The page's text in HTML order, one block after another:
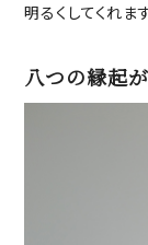
明るくしてくれます
八つの縁起